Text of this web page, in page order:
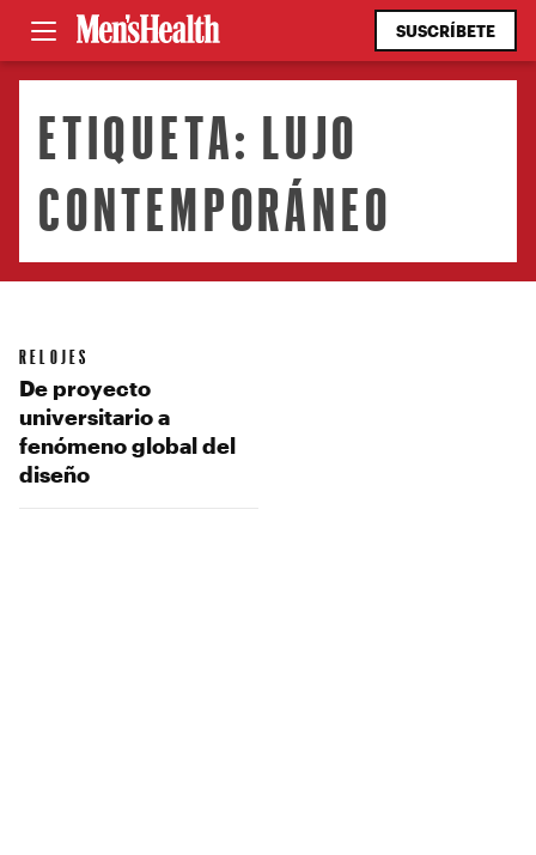
SUSCRÍBETE
ETIQUETA: LUJO
CONTEMPORÁNEO
RELOJES
De proyecto
universitario a
fenómeno global del
diseño